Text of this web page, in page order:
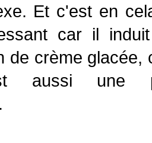
Et c'est en
car il
de crème glacée,
aussi une